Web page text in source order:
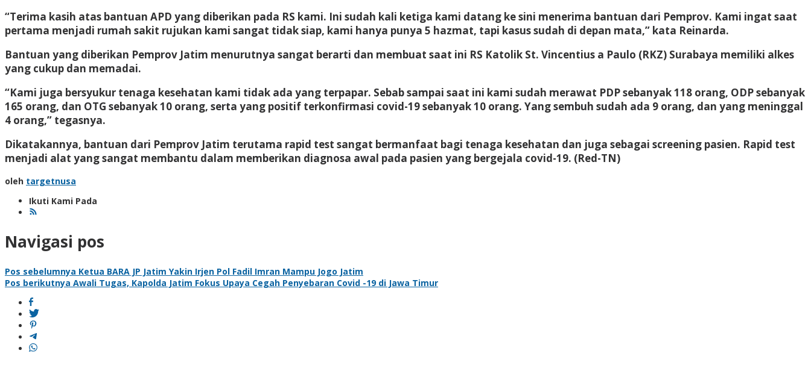
“Terima kasih atas bantuan APD yang diberikan pada RS kami. Ini sudah kali ketiga kami datang ke sini menerima bantuan dari Pemprov. Kami ingat saat
pertama menjadi rumah sakit rujukan kami sangat tidak siap, kami hanya punya 5 hazmat, tapi kasus sudah di depan mata,” kata Reinarda.
Bantuan yang diberikan Pemprov Jatim menurutnya sangat berarti dan membuat saat ini RS Katolik St. Vincentius a Paulo (RKZ) Surabaya memiliki alkes
yang cukup dan memadai.
“Kami juga bersyukur tenaga kesehatan kami tidak ada yang terpapar. Sebab sampai saat ini kami sudah merawat PDP sebanyak 118 orang, ODP sebanyak
165 orang, dan OTG sebanyak 10 orang, serta yang positif terkonfirmasi covid-19 sebanyak 10 orang. Yang sembuh sudah ada 9 orang, dan yang meninggal
4 orang,” tegasnya.
Dikatakannya, bantuan dari Pemprov Jatim terutama rapid test sangat bermanfaat bagi tenaga kesehatan dan juga sebagai screening pasien. Rapid test
menjadi alat yang sangat membantu dalam memberikan diagnosa awal pada pasien yang bergejala covid-19. (Red-TN)
oleh targetnusa
Ikuti Kami Pada
Navigasi pos
Pos sebelumnya Ketua BARA JP Jatim Yakin Irjen Pol Fadil Imran Mampu Jogo Jatim
Pos berikutnya Awali Tugas, Kapolda Jatim Fokus Upaya Cegah Penyebaran Covid -19 di Jawa Timur